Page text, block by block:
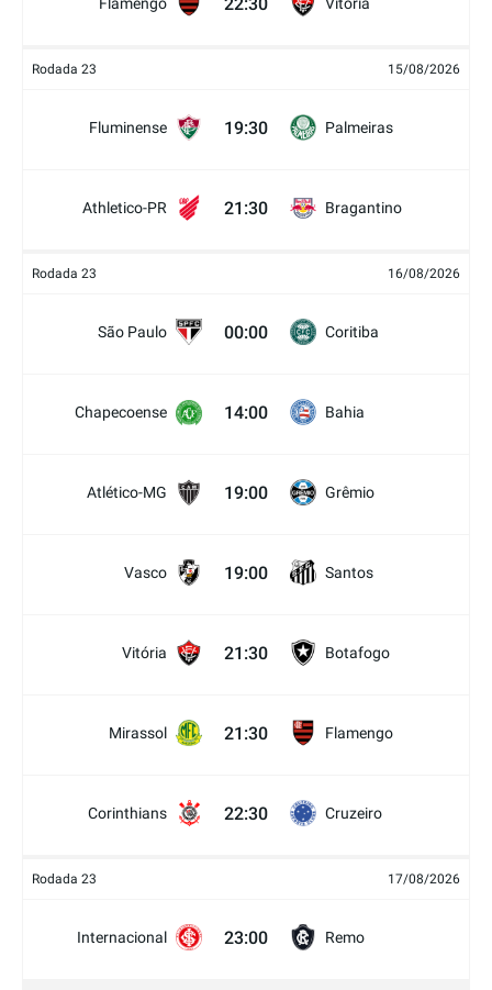
Flamengo Vitória
Rodada 23 15/08/2026
Fluminense 19:30 Palmeiras
Athletico-PR 21:30 Bragantino
Rodada 23 16/08/2026
São Paulo 00:00 Coritiba
Chapecoense 14:00 Bahia
Atlético-MG 19:00 Grêmio
Vasco 19:00 Santos
Vitória 21:30 Botafogo
Mirassol 21:30 Flamengo
Corinthians 22:30 Cruzeiro
Rodada 23 17/08/2026
Internacional 23:00 Remo